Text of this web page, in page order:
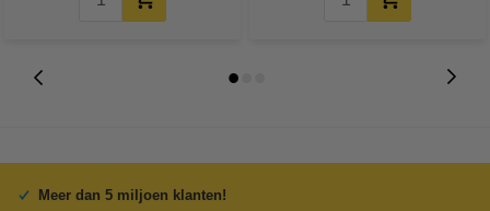
Meer dan 5 miljoen klanten!